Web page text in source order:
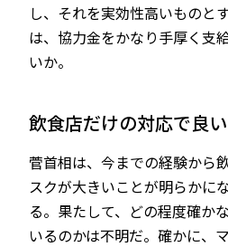
し、それを実効性高いものと
は、協力金をかなり手厚く支
いか。
飲食店だけの対応で良
菅首相は、今までの経験から
スクが大きいことが明らかに
る。果たして、どの程度確か
いるのかは不明だ。確かに、